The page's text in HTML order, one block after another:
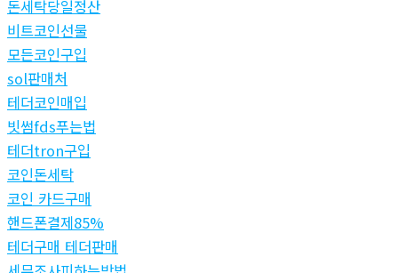
돈세탁당일정산
비트코인선물
모든코인구입
sol판매처
테더코인매입
빗썸fds푸는법
테더tron구입
코인돈세탁
코인 카드구매
핸드폰결제85%
테더구매 테더판매